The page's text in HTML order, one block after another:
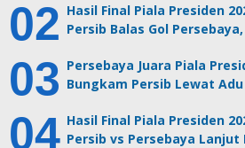
Hasil Final Piala Presiden
Persib Balas Gol
Persebaya Juara Piala
Bungkam Persib Lewat
Hasil Final Piala Presiden
Persib vs Persebaya Lanjut